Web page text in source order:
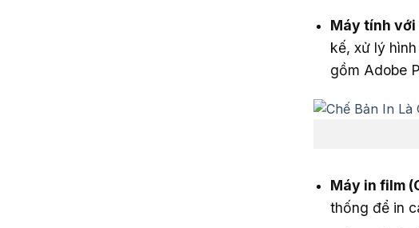
Máy tính với
kế, xử lý
gồm Adobe
Máy in film
thống để in